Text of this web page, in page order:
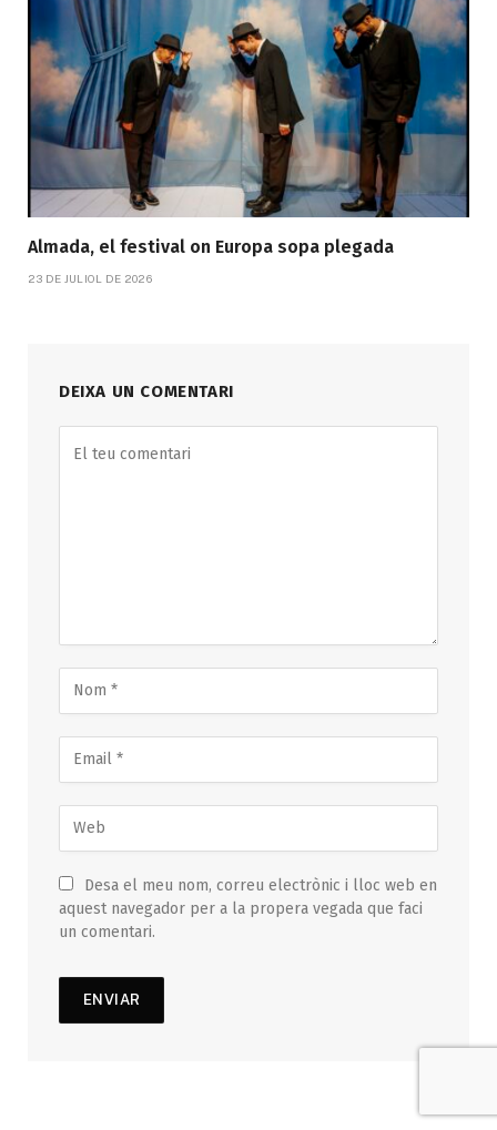
Almada, el festival on Europa sopa plegada
23 DE JULIOL DE 2026
DEIXA UN COMENTARI
Desa el meu nom, correu electrònic i lloc web en
aquest navegador per a la propera vegada que faci
un comentari.